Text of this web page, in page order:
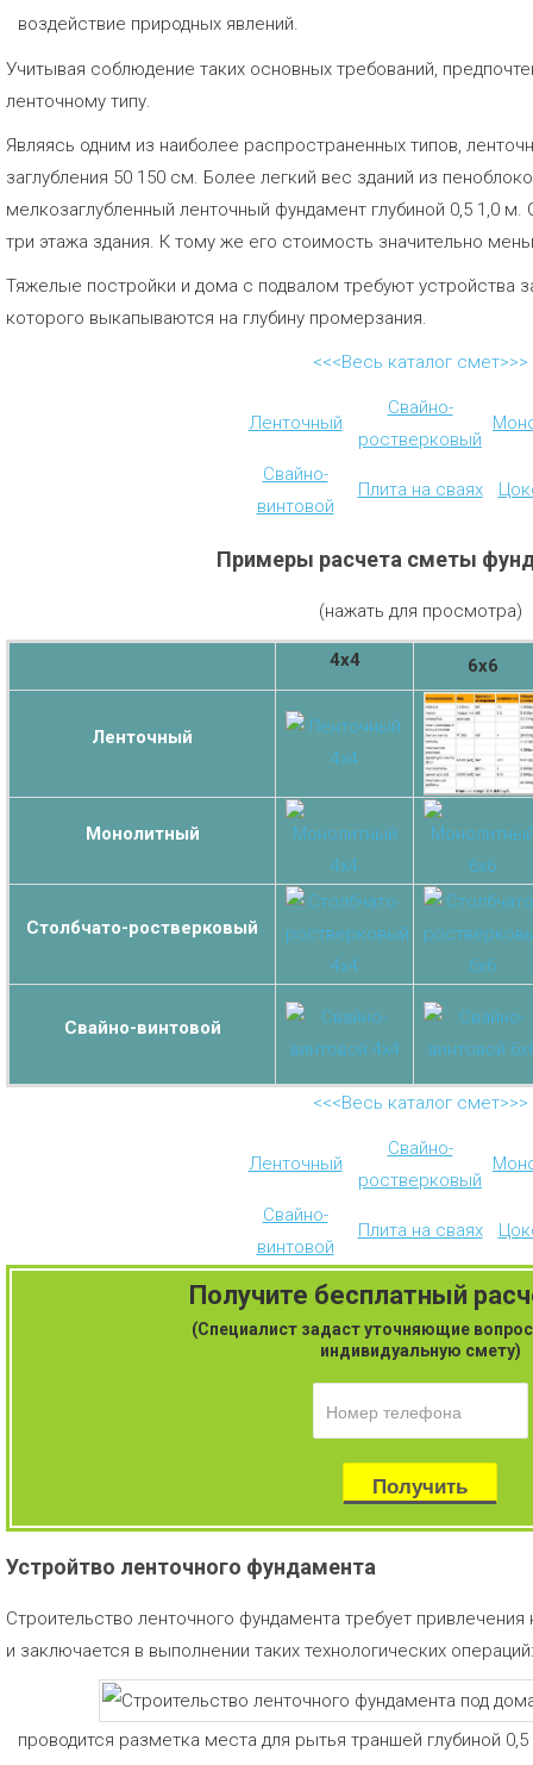
воздействие природных явлений.
Учитывая соблюдение таких основных требований,
ленточному типу.
Являясь одним из наиболее распространенных типов,
заглубления 50 150 см. Более легкий вес зданий из
мелкозаглубленный ленточный фундамент глубиной 0,5 1,0
три этажа здания. К тому же его стоимость значительно
Тяжелые постройки и дома с подвалом требуют устройства
которого выкапываются на глубину промерзания.
<<<Весь каталог смет>>>
Ленточный
Свайно-
ростверковый
Свайно-
винтовой
Плита на сваях
Примеры расчета сметы
(нажать для просмотра)
4х4 6х6
Ленточный
Монолитный
Столбчато-ростверковый
Свайно-винтовой
<<<Весь каталог смет>>>
Ленточный
Свайно-
ростверковый
Свайно-
винтовой
Плита на сваях
Получите бесплатный
(Специалист задаст уточняющие
индивидуальную смету)
Устройтво ленточного фундамента
Строительство ленточного фундамента требует
и заключается в выполнении таких технологических операций:
проводится разметка места для рытья траншей глубиной 0,5